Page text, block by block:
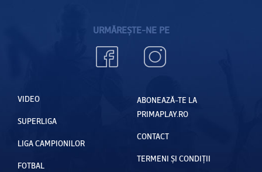
URMĂREȘTE-NE PE
VIDEO
SUPERLIGA
LIGA CAMPIONILOR
FOTBAL
ABONEAZĂ-TE LA
PRIMAPLAY.RO
CONTACT
TERMENI ȘI CONDIȚII